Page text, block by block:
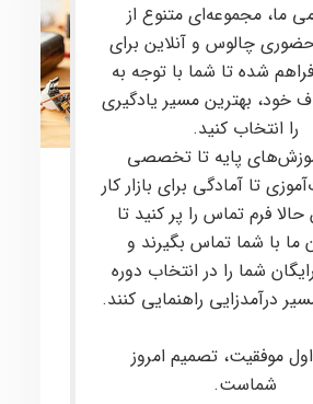
رباتیک
و بزرگسالان در
حضوری
و مکانیزه شدن بسیاری از مشاغل،
ما، مجموعه‌ای متنوع از
چالوس و آنلاین برای
شده تا شما با توجه به
خود، بهترین مسیر یادگیری
را انتخاب کنید.
پایه تا تخصصی
تا آمادگی برای بازار کار
فرم تماس را پر کنید تا
ما با شما تماس بگیرند و
شما را در انتخاب دوره
درآمدزایی راهنمایی کنند.
موفقیت، تصمیم امروز
شماست.